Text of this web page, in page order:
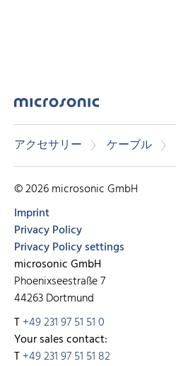
アクセサリー ケーブル
© 2026 microsonic GmbH
Imprint
Privacy Policy
Privacy Policy settings
microsonic GmbH
Phoenixseestraße 7
44263 Dortmund
T+49 231 97 51 51 0
Your sales contact:
T+49 231 97 51 51 82